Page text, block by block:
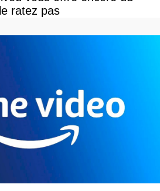
ratez pas